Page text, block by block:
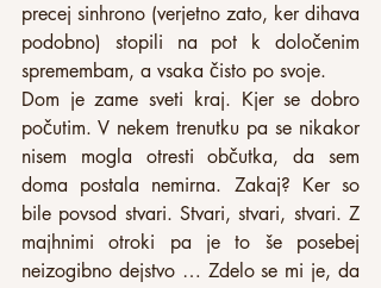
precej sinhrono (verjetno zato, ker dihava
podobno) stopili na pot k določenim
spremembam, a vsaka čisto po svoje.
Dom je zame sveti kraj. Kjer se dobro
počutim. V nekem trenutku pa se nikakor
nisem mogla otresti občutka, da sem
doma postala nemirna. Zakaj? Ker so
bile povsod stvari. Stvari, stvari, stvari. Z
majhnimi otroki pa je to še posebej
neizogibno dejstvo … Zdelo se mi je, da